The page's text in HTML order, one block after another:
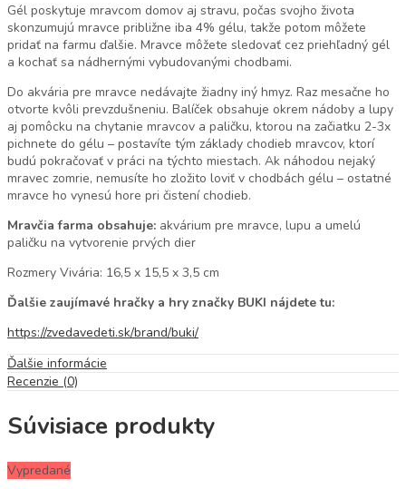
Gél poskytuje mravcom domov aj stravu, počas svojho života
skonzumujú mravce približne iba 4% gélu, takže potom môžete
pridať na farmu ďalšie. Mravce môžete sledovať cez priehľadný gél
a kochať sa nádhernými vybudovanými chodbami.
Do akvária pre mravce nedávajte žiadny iný hmyz. Raz mesačne ho
otvorte kvôli prevzdušneniu. Balíček obsahuje okrem nádoby a lupy
aj pomôcku na chytanie mravcov a paličku, ktorou na začiatku 2-3x
pichnete do gélu – postavíte tým základy chodieb mravcov, ktorí
budú pokračovať v práci na týchto miestach. Ak náhodou nejaký
mravec zomrie, nemusíte ho zložito loviť v chodbách gélu – ostatné
mravce ho vynesú hore pri čistení chodieb.
Mravčia farma obsahuje: akvárium pre mravce, lupu a umelú
paličku na vytvorenie prvých dier
Rozmery Vivária: 16,5 x 15,5 x 3,5 cm
Ďalšie zaujímavé hračky a hry značky BUKI nájdete tu:
https://zvedavedeti.sk/brand/buki/
Ďalšie informácie
Recenzie (0)
Súvisiace produkty
Vypredané